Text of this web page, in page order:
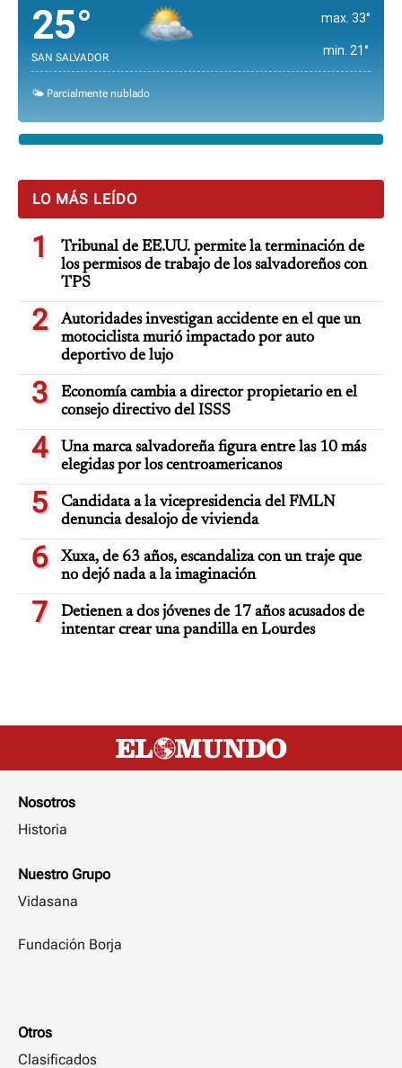
25°
SAN SALVADOR
max. 33°
min. 21°
🌤️ Parcialmente nublado
LO MÁS LEÍDO
1
Tribunal de EE.UU. permite la terminación de
los permisos de trabajo de los salvadoreños con
TPS
2
Autoridades investigan accidente en el que un
motociclista murió impactado por auto
deportivo de lujo
3
Economía cambia a director propietario en el
consejo directivo del ISSS
4
Una marca salvadoreña figura entre las 10 más
elegidas por los centroamericanos
5
Candidata a la vicepresidencia del FMLN
denuncia desalojo de vivienda
6
Xuxa, de 63 años, escandaliza con un traje que
no dejó nada a la imaginación
7
Detienen a dos jóvenes de 17 años acusados de
intentar crear una pandilla en Lourdes
Nosotros
Historia
Nuestro Grupo
Vidasana
Fundación Borja
Otros
Clasificados